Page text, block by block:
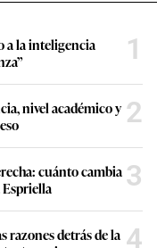
a la inteligencia
1
nivel académico y 2
cuánto cambia 3
razones detrás de la 4